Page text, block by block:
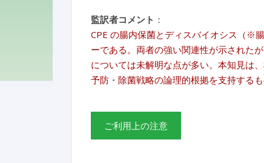
監訳者コメント ：
CPE の腸内保菌とディスバイオシス（※
ーである。両者の強い関連性が示された
については未解明な点が多い。本知見は
予防・除菌戦略の論理的根拠を支持する
ご利用上の注意